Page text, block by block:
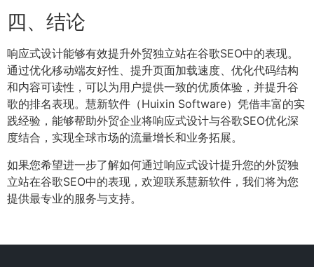
四、结论
响应式设计能够有效提升外贸独立站在谷歌SEO中的表现。
通过优化移动端友好性、提升页面加载速度、优化代码结构
和内容可读性，可以为用户提供一致的优质体验，并提升谷
歌的排名表现。慧新软件（Huixin Software）凭借丰富的实
践经验，能够帮助外贸企业将响应式设计与谷歌SEO优化深
度结合，实现全球市场的流量增长和业务拓展。
如果您希望进一步了解如何通过响应式设计提升您的外贸独
立站在谷歌SEO中的表现，欢迎联系慧新软件，我们将为您
提供最专业的服务与支持。